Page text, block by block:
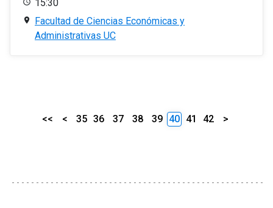
15:30
Facultad de Ciencias Económicas y
Administrativas UC
<< < 35 36 37 38 39 40 41 42 >